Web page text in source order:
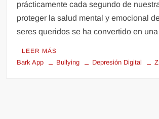
prácticamente cada segundo de
proteger la salud mental y emocional
seres queridos se ha convertido en
LEER MÁS
Bark App Bullying Depresión Digital